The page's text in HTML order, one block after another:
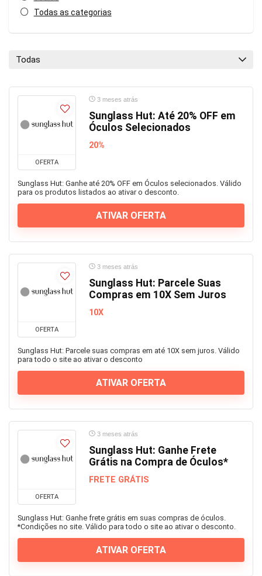
Todas as categorias
Todas
OFERTA
3 meses atrás
Sunglass Hut: Até 20% OFF em
Óculos Selecionados
20%
Sunglass Hut: Ganhe até 20% OFF em Óculos selecionados. Válido
para os produtos listados ao ativar o desconto.
ATIVAR OFERTA
OFERTA
3 meses atrás
Sunglass Hut: Parcele Suas
Compras em 10X Sem Juros
10X
Sunglass Hut: Parcele suas compras em até 10X sem juros. Válido
para todo o site ao ativar o desconto
ATIVAR OFERTA
OFERTA
3 meses atrás
Sunglass Hut: Ganhe Frete
Grátis na Compra de Óculos*
FRETE GRÁTIS
Sunglass Hut: Ganhe frete grátis em suas compras de óculos.
*Condições no site. Válido para todo o site ao ativar o desconto.
ATIVAR OFERTA